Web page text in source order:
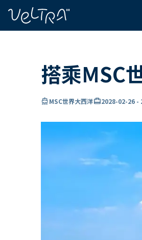
搭乘MSC
directions_boatMSC世界大西洋card_travel2028-02-26 -